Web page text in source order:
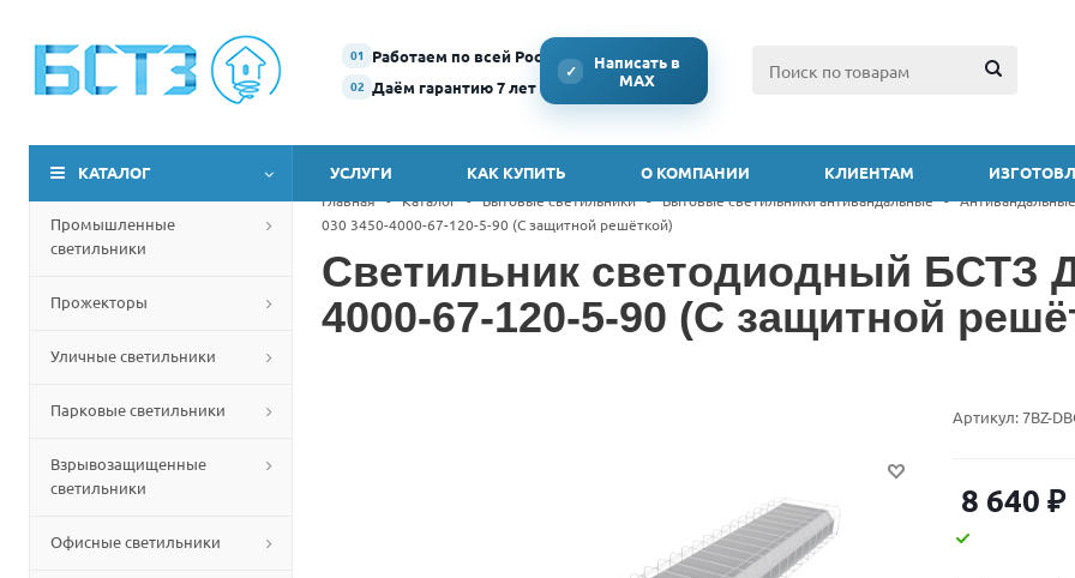
01 Работаем по всей России
02 Даём гарантию 7 лет
✓
Написать в
MAX
КАТАЛОГ УСЛУГИ КАК КУПИТЬ О КОМПАНИИ КЛИЕНТАМ
Промышленные
светильники
Прожекторы
Уличные светильники
Парковые светильники
Взрывозащищенные
светильники
Офисные светильники
Главная - Каталог - Бытовые светильники - Бытовые светильники антивандальные -
030 3450-4000-67-120-5-90 (С защитной решёткой)
Светильник светодиодный БСТЗ
4000-67-120-5-90 (С защитной
Артикул:7BZ-
8 640 ₽